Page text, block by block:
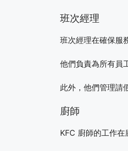
班次經理
班次經理在確保服
他們負責為所有員
此外，他們管理請
廚師
KFC 廚師的工作在